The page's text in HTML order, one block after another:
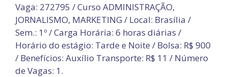
Vaga: 272795 / Curso ADMINISTRAÇÃO,
JORNALISMO, MARKETING / Local: Brasília /
Sem.: 1º / Carga Horária: 6 horas diárias /
Horário do estágio: Tarde e Noite / Bolsa: R$ 900
/ Benefícios: Auxílio Transporte: R$ 11 / Número
de Vagas: 1.